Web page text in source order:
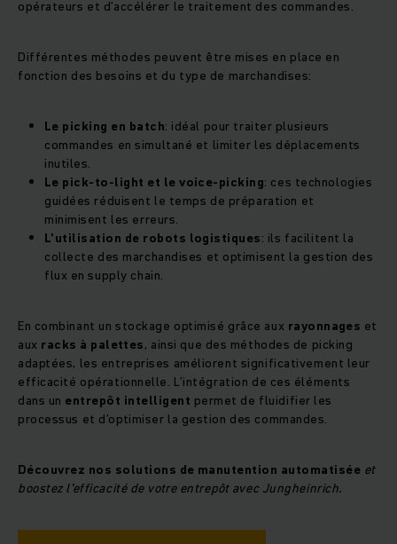
opérateurs et d’accélérer le traitement des commandes.
Différentes méthodes peuvent être mises en place en
fonction des besoins et du type de marchandises:
Le picking en batch: idéal pour traiter plusieurs
commandes en simultané et limiter les déplacements
inutiles.
Le pick-to-light et le voice-picking: ces technologies
guidées réduisent le temps de préparation et
minimisent les erreurs.
L’utilisation de robots logistiques: ils facilitent la
collecte des marchandises et optimisent la gestion des
flux en supply chain.
En combinant un stockage optimisé grâce aux rayonnages et
aux racks à palettes, ainsi que des méthodes de picking
adaptées, les entreprises améliorent significativement leur
efficacité opérationnelle. L’intégration de ces éléments
dans un entrepôt intelligent permet de fluidifier les
processus et d’optimiser la gestion des commandes.
Découvrez nos solutions de manutention automatisée et
boostez l’efficacité de votre entrepôt avec Jungheinrich.